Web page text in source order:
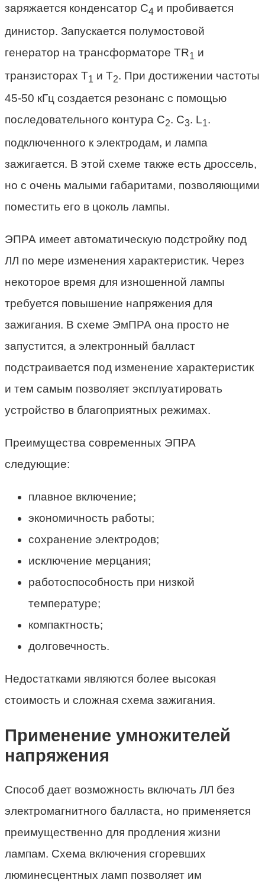
заряжается конденсатор С4 и пробивается
динистор. Запускается полумостовой
генератор на трансформаторе TR1 и
транзисторах Т1 и Т2. При достижении частоты
45-50 кГц создается резонанс c помощью
последовательного контура С2. С3. L1.
подключенного к электродам, и лампа
зажигается. В этой схеме также есть дроссель,
но с очень малыми габаритами, позволяющими
поместить его в цоколь лампы.
ЭПРА имеет автоматическую подстройку под
ЛЛ по мере изменения характеристик. Через
некоторое время для изношенной лампы
требуется повышение напряжения для
зажигания. В схеме ЭмПРА она просто не
запустится, а электронный балласт
подстраивается под изменение характеристик
и тем самым позволяет эксплуатировать
устройство в благоприятных режимах.
Преимущества современных ЭПРА
следующие:
плавное включение;
экономичность работы;
сохранение электродов;
исключение мерцания;
работоспособность при низкой
температуре;
компактность;
долговечность.
Недостатками являются более высокая
стоимость и сложная схема зажигания.
Применение умножителей
напряжения
Способ дает возможность включать ЛЛ без
электромагнитного балласта, но применяется
преимущественно для продления жизни
лампам. Схема включения сгоревших
люминесцентных ламп позволяет им